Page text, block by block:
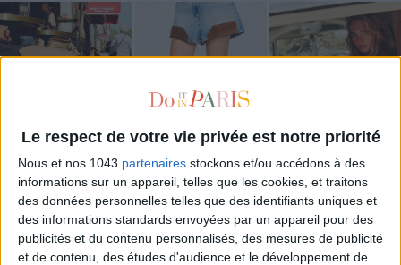
Le respect de votre vie privée est notre priorité
Nous et nos 1043 partenaires stockons et/ou accédons à des
informations sur un appareil, telles que les cookies, et traitons
des données personnelles telles que des identifiants uniques et
des informations standards envoyées par un appareil pour des
publicités et du contenu personnalisés, des mesures de publicité
et de contenu, des études d'audience et le développement de
THE SUMMER’S HOTTEST SNEAKERS